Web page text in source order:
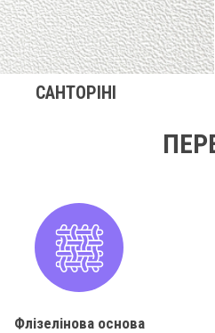
САНТОРІНІ
Флізелінова основа